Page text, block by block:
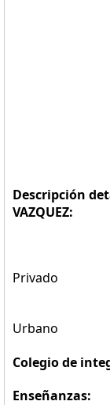
Descripción
VAZQUEZ:
Privado
Urbano
Colegio de
Enseñanzas: